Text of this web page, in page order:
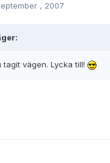
, 2007
vägen. Lycka till!